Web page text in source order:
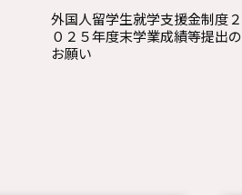
外国人留学生就学支援金制度２
０２５年度末学業成績等提出の
お願い